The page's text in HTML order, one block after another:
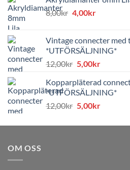
8,00kr Det
var:
8,00kr.
4,00krDet
är:
4,00kr.
Vintage connecter med
*UTFÖRSÄLJNING*
12,00kr Det
priset
var:
12,00kr.
5,00krDet
priset
är:
5,00kr.
Kopparpläterad
*UTFÖRSÄLJNING*
12,00kr Det
priset
5,00krDet
priset
OM OSS